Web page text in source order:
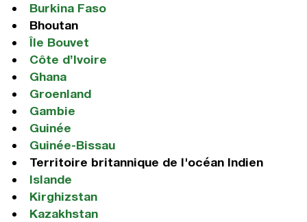
Burkina Faso
Bhoutan
Île Bouvet
Côte d’Ivoire
Ghana
Groenland
Gambie
Guinée
Guinée-Bissau
Territoire britannique de l'océan Indien
Islande
Kirghizstan
Kazakhstan